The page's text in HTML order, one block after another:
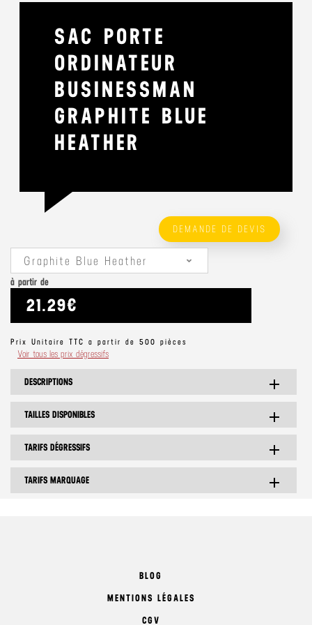
SAC PORTE
ORDINATEUR
BUSINESSMAN
GRAPHITE BLUE
HEATHER
DEMANDE DE DEVIS
Graphite Blue Heather
à partir de
21.29€
Prix Unitaire TTC a partir de 500 pièces
Voir tous les prix dégressifs
DESCRIPTIONS add
TAILLES DISPONIBLES add
TARIFS DÉGRESSIFS add
TARIFS MARQUAGE add
BLOG
MENTIONS LÉGALES
CGV